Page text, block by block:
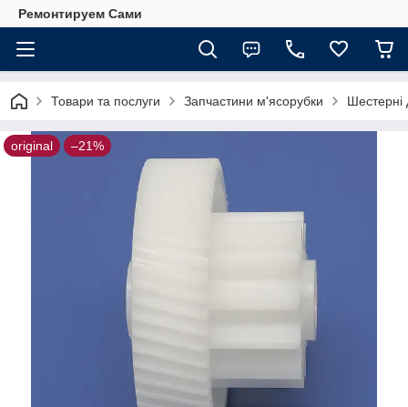
Ремонтируем Сами
Товари та послуги Запчастини м'ясорубки Шестерні
original –21%